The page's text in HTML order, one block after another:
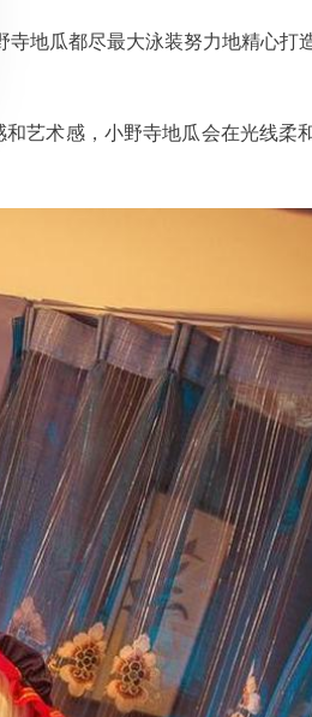
地瓜都尽最大泳装努力地精心打
艺术感，小野寺地瓜会在光线柔